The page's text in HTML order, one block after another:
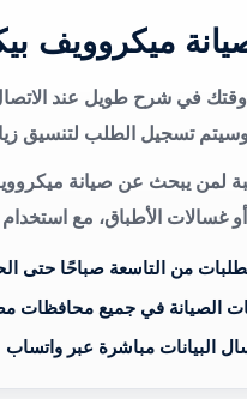
ميكروويف
وقتك في شرح طويل عند
تسجيل الطلب لتنسيق
لمن يبحث عن صيانة
غسالات الأطباق، مع
من التاسعة صباحًا حتى
الصيانة في جميع محافظات
البيانات مباشرة عبر